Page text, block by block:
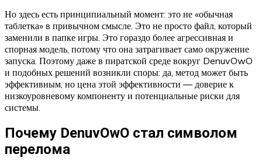
Но здесь есть принципиальный момент: это не «обычная
таблетка» в привычном смысле. Это не просто файл, который
заменили в папке игры. Это гораздо более агрессивная и
спорная модель, потому что она затрагивает само окружение
запуска. Поэтому даже в пиратской среде вокруг DenuvOwO
и подобных решений возникли споры: да, метод может быть
эффективным, но цена этой эффективности — доверие к
низкоуровневому компоненту и потенциальные риски для
системы.
Почему DenuvOwO стал символом
перелома